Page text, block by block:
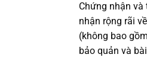
Chứng nhận
nhận rộng rãi
(không bao
bảo quản và